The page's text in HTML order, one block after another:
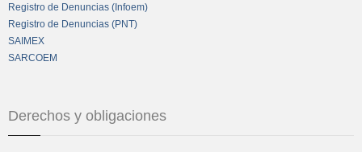
Registro de Denuncias (Infoem)
Registro de Denuncias (PNT)
SAIMEX
SARCOEM
Derechos y obligaciones